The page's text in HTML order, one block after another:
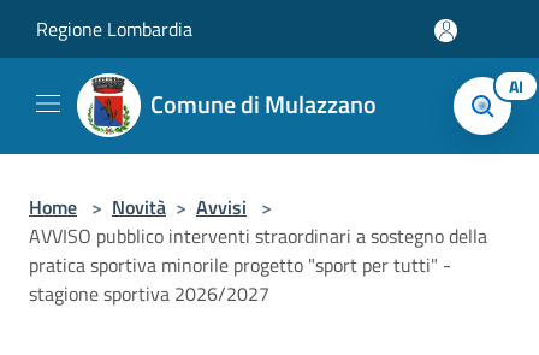
Regione Lombardia
Comune di Mulazzano AI
Home > Novità > Avvisi >
AVVISO pubblico interventi straordinari a sostegno della
pratica sportiva minorile progetto "sport per tutti" -
stagione sportiva 2026/2027